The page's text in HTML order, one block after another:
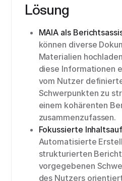
Lösung
MAIA als
können diverse
Materialien
diese Informationen
vom Nutzer
Schwerpunkten zu
einem kohärenten
zusammenzufassen.
Fokussierte
Automatisierte
strukturierten
vorgegebenen
des Nutzers